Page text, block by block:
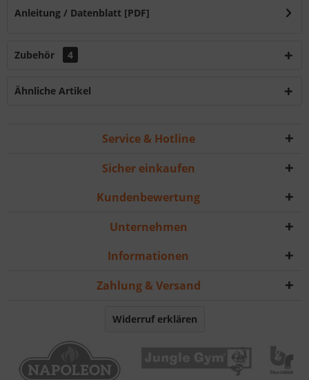
Anleitung / Datenblatt [PDF]
Zubehör 4
Ähnliche Artikel
Service & Hotline
Sicher einkaufen
Kundenbewertung
Unternehmen
Informationen
Zahlung & Versand
Widerruf erklären